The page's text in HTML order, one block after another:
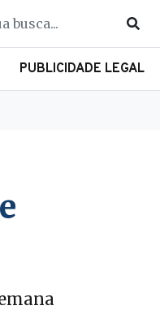
PUBLICIDADE LEGAL